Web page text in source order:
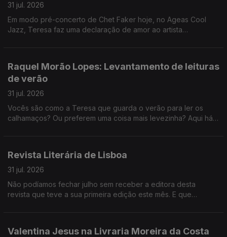
31 jul. 2026
Em modo pré-concerto de Chet Faker hoje, no Ageas Cool
Jazz, Teresa faz uma declaração de amor ao artista
Raquel Morão Lopes: Levantamento de leituras
de verão
31 jul. 2026
Vocês são como a Teresa que guarda o verão para ler os
calhamaços? Ou preferem uma coisa mais levezinha? Aqui há
Revista Literária de Lisboa
31 jul. 2026
Não podíamos fechar julho sem receber a editora desta
revista que teve a sua primeira edição este mês. E que
Valentina Jesus na Livraria Moreira da Costa